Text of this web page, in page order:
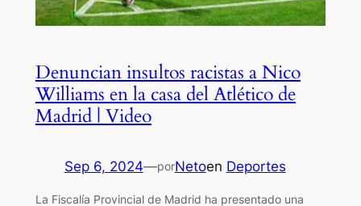
Denuncian insultos racistas a Nico
Williams en la casa del Atlético de
Madrid | Video
Sep 6, 2024—porNetoen Deportes
La Fiscalía Provincial de Madrid ha presentado una